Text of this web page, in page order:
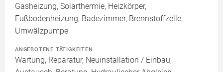
Gasheizung, Solarthermie, Heizkörper,
Fußbodenheizung, Badezimmer, Brennstoffzelle,
Umwälzpumpe
ANGEBOTENE TÄTIGKEITEN
Wartung, Reparatur, Neuinstallation / Einbau,